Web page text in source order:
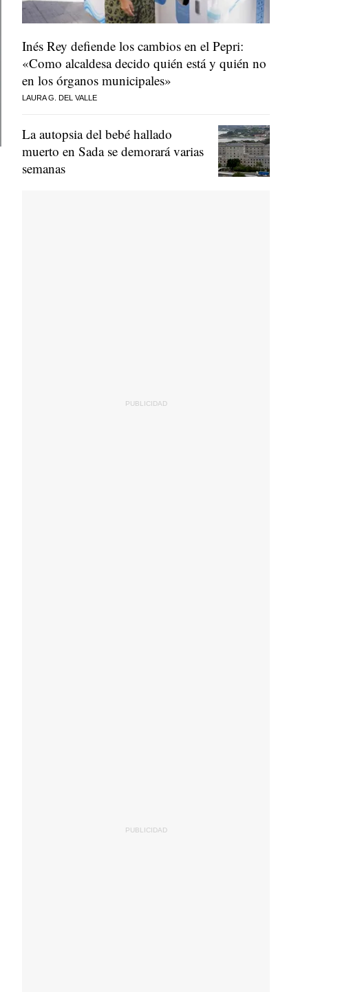
Inés Rey defiende los cambios en el Pepri:
«Como alcaldesa decido quién está y quién no
en los órganos municipales»
LAURA G. DEL VALLE
La autopsia del bebé hallado
muerto en Sada se demorará varias
semanas